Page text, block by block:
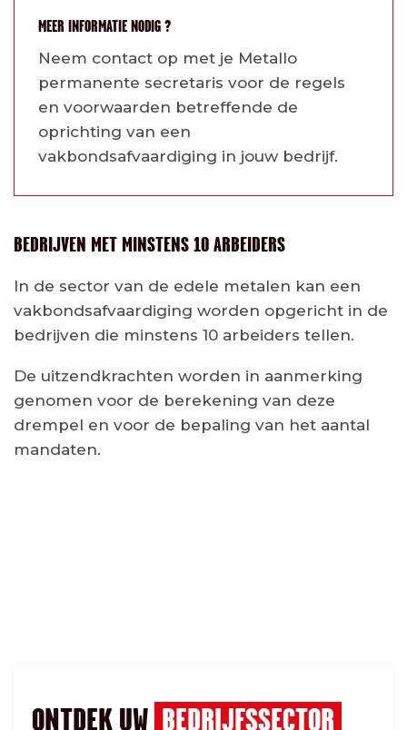
MEER INFORMATIE NODIG ?
Neem contact op met je Metallo
permanente secretaris voor de regels
en voorwaarden betreffende de
oprichting van een
vakbondsafvaardiging in jouw bedrijf.
BEDRIJVEN MET MINSTENS 10 ARBEIDERS
In de sector van de edele metalen kan een
vakbondsafvaardiging worden opgericht in de
bedrijven die minstens 10 arbeiders tellen.
De uitzendkrachten worden in aanmerking
genomen voor de berekening van deze
drempel en voor de bepaling van het aantal
mandaten.
ONTDEK UW BEDRIJFSSECTOR